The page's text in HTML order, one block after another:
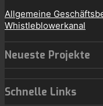
Allgemeine
Whistleblowerkanal
Neueste Projekte
Schnelle Links